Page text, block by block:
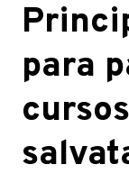
para